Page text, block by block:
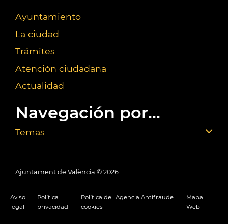
Ayuntamiento
La ciudad
Trámites
Atención ciudadana
Actualidad
Navegación por...
Temas
Ajuntament de València © 2026
Aviso
legal
Política
privacidad
Política de
cookies
Agencia Antifraude
Mapa
Web